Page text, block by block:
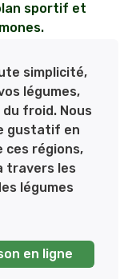
sportif et
simplicité,
légumes,
froid. Nous
gustatif en
ces régions,
travers les
légumes
en ligne